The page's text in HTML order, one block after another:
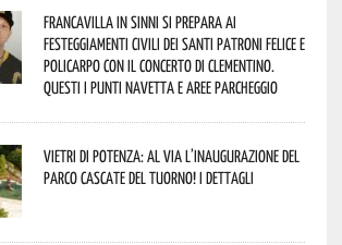
Francavilla in Sinni si prepara ai
Festeggiamenti civili dei Santi Patroni Felice e
Policarpo con il concerto di Clementino.
Questi i punti navetta e aree parcheggio
Vietri di Potenza: al via l’inaugurazione del
Parco Cascate del Tuorno! I dettagli